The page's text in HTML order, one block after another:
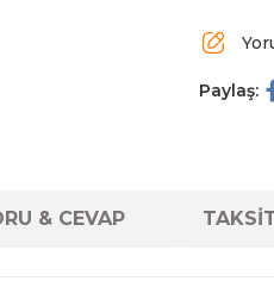
Paylaş:
& CEVAP